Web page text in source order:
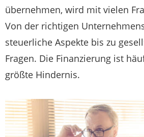
übernehmen, wird mit vielen
Von der richtigen
steuerliche Aspekte bis zu
Fragen. Die Finanzierung ist
größte Hindernis.